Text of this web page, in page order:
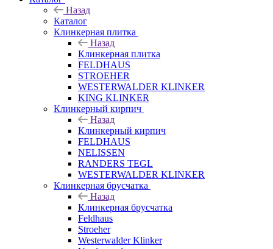
Назад
Каталог
Клинкерная плитка
Назад
Клинкерная плитка
FELDHAUS
STROEHER
WESTERWALDER KLINKER
KING KLINKER
Клинкерный кирпич
Назад
Клинкерный кирпич
FELDHAUS
NELISSEN
RANDERS TEGL
WESTERWALDER KLINKER
Клинкерная брусчатка
Назад
Клинкерная брусчатка
Feldhaus
Stroeher
Westerwalder Klinker